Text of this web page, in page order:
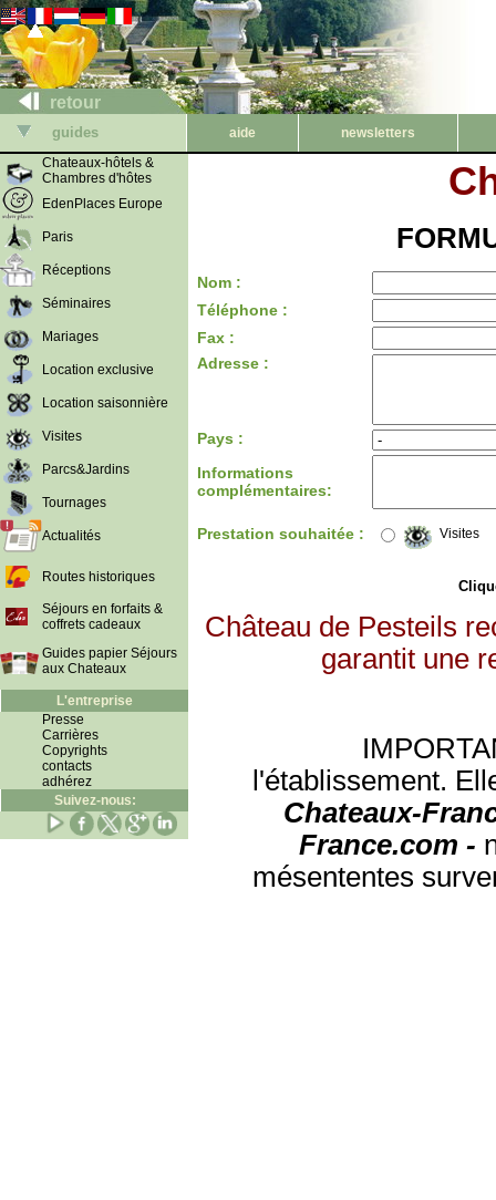
retour
guides aide
newsletters
Chateaux-hôtels &
Chambres d'hôtes
EdenPlaces Europe
Paris
Réceptions
Séminaires
Mariages
Location exclusive
Location saisonnière
Visites
Parcs&Jardins
Tournages
Actualités
Routes historiques
Séjours en forfaits &
coffrets cadeaux
Guides papier Séjours
aux Chateaux
L'entreprise
Presse
Carrières
Copyrights
contacts
adhérez
Suivez-nous:
Nom :
Téléphone :
Fax :
Adresse :
Pays :
Informations
complémentaires:
Prestation souhaitée : Visites
Château de Pesteils
garantit une
l'établissement.
Chateaux-
France.com -
mésententes